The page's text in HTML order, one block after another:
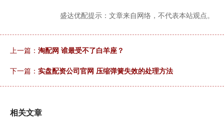
盛达优配提示：文章来自网络，不代表本站观点。
上一篇： 淘配网 谁最受不了白羊座？
下一篇： 实盘配资公司官网 压缩弹簧失效的处理方法
相关文章